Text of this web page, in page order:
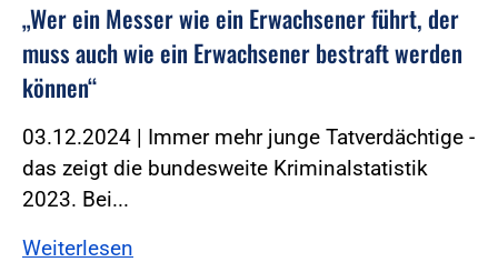
„Wer ein Messer wie ein Erwachsener führt, der
muss auch wie ein Erwachsener bestraft werden
können“
03.12.2024 | Immer mehr junge Tatverdächtige -
das zeigt die bundesweite Kriminalstatistik
2023. Bei...
Weiterlesen